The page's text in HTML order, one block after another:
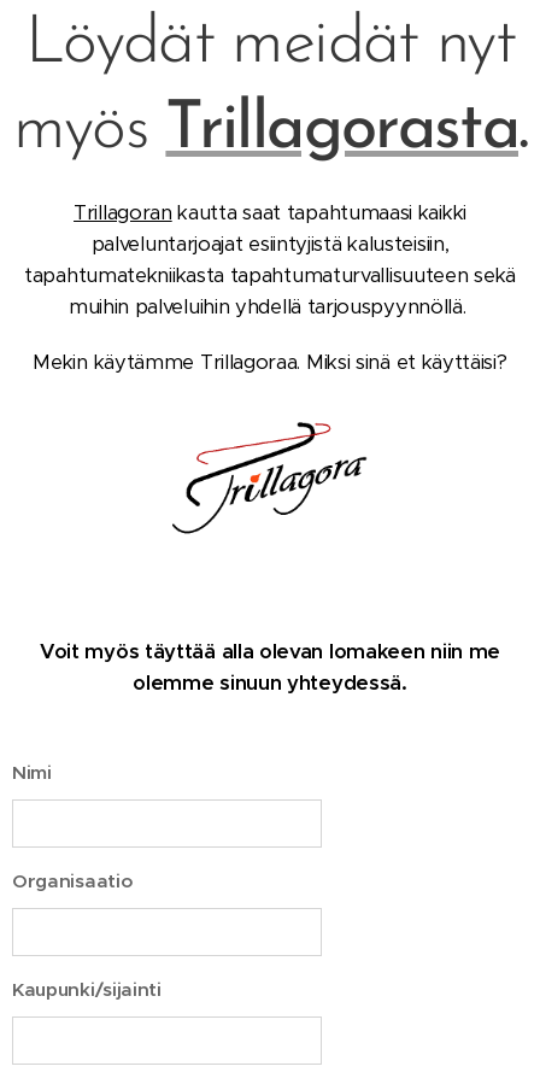
Löydät meidät nyt
myös Trillagorasta.
Trillagoran kautta saat tapahtumaasi kaikki
palveluntarjoajat esiintyjistä kalusteisiin,
tapahtumatekniikasta tapahtumaturvallisuuteen sekä
muihin palveluihin yhdellä tarjouspyynnöllä.
Mekin käytämme Trillagoraa. Miksi sinä et käyttäisi?
Voit myös täyttää alla olevan lomakeen niin me
olemme sinuun yhteydessä.
Nimi
Organisaatio
Kaupunki/sijainti